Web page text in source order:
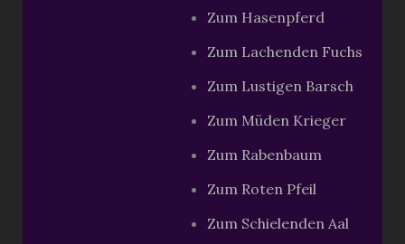
Zum Hasenpferd
Zum Lachenden Fuchs
Zum Lustigen Barsch
Zum Müden Krieger
Zum Rabenbaum
Zum Roten Pfeil
Zum Schielenden Aal